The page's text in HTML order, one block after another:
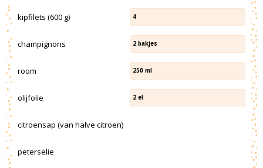
kipfilets (600 g) 4
champignons 2 bakjes
room 250 ml
olijfolie 2 el
citroensap (van halve citroen)
peterselie